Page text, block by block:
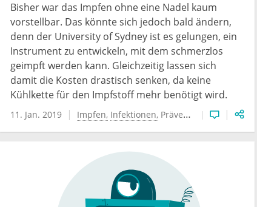
Bisher war das Impfen ohne eine Nadel kaum
vorstellbar. Das könnte sich jedoch bald ändern,
denn der University of Sydney ist es gelungen, ein
Instrument zu entwickeln, mit dem schmerzlos
geimpft werden kann. Gleichzeitig lassen sich
damit die Kosten drastisch senken, da keine
Kühlkette für den Impfstoff mehr benötigt wird.
11. Jan. 2019 Impfen Infektionen Prävention